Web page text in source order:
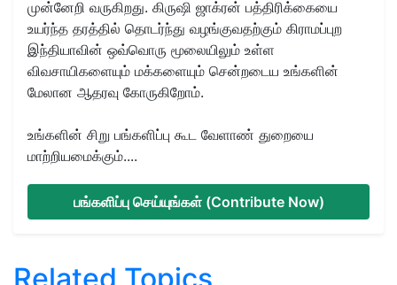
முன்னேறி வருகிறது. கிருஷி ஜாக்ரன் பத்திரிக்கையை
உயர்ந்த தரத்தில் தொடர்ந்து வழங்குவதற்கும் கிராமப்புற
இந்தியாவின் ஒவ்வொரு மூலையிலும் உள்ள
விவசாயிகளையும் மக்களையும் சென்றடைய உங்களின்
மேலான ஆதரவு கோருகிறோம்.
உங்களின் சிறு பங்களிப்பு கூட வேளாண் துறையை
மாற்றியமைக்கும்....
பங்களிப்பு செய்யுங்கள் (Contribute Now)
Related Topics